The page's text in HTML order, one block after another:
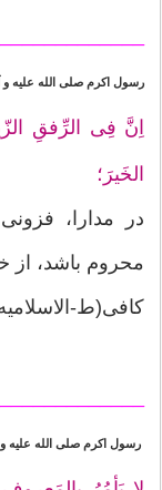
رسول اكرم صلى الله عليه و
اِنَّ فِى الرِّفقِ
الخَيرَ؛
در مدارا،
محروم باشد،
كافى(ط-الاسلامیه) ج 2، ص
رسول اكرم صلى الله عليه و